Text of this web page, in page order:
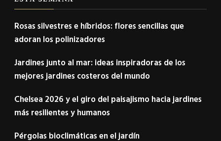
Rosas silvestres e híbridos: flores sencillas que
adoran los polinizadores
Jardines junto al mar: ideas inspiradoras de los
mejores jardines costeros del mundo
Chelsea 2026 y el giro del paisajismo hacia jardines
más resilientes y humanos
Pérgolas bioclimáticas en el jardín